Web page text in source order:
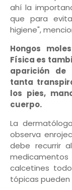
ahí la
que para
higiene",
Hongos
Física es
aparición de
tanta
los pies,
cuerpo.
La
observa
debe recurrir
medicamentos
calcetines
tópicas pueden